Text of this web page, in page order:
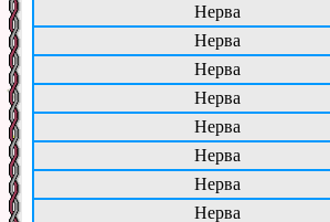
Нерва
Нерва
Нерва
Нерва
Нерва
Нерва
Нерва
Нерва